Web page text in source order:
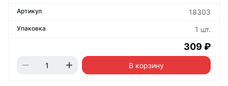
18303
1 шт.
309 ₽
В корзину